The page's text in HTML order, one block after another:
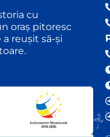
cu
oraș pitoresc
reușit să-și